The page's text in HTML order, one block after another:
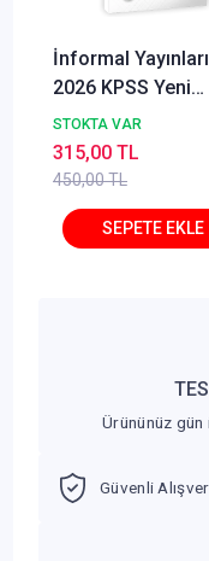
İnformal Yayınları
2026 KPSS Yeni
Sistem Anamorfik
Matematik Özgün
Soru Bankası Konu
Konu Dijital
STOKTA VAR
450,00 TL
315,00 TL
Ürününüz
Güvenli